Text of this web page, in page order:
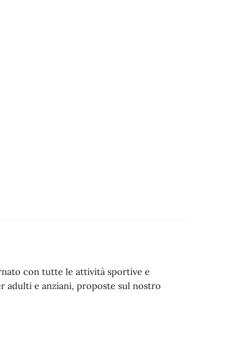
con tutte le attività sportive e
adulti e anziani, proposte sul nostro